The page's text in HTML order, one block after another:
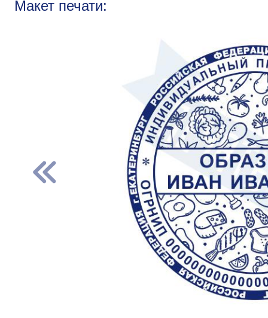
Макет печати: